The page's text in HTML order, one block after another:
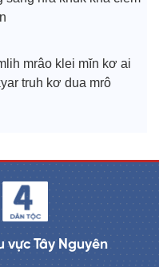
mrâo klei mĭn kơ ai
truh kơ dua mrô
vực Tây Nguyên